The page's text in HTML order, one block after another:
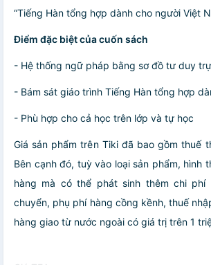
“Tiếng Hàn tổng hợp dành cho người Việt
Điểm đặc biệt của cuốn sách
- Hệ thống ngữ pháp bằng sơ đồ tư duy
- Bám sát giáo trình Tiếng Hàn tổng hợp
- Phù hợp cho cả học trên lớp và tự học
Giá sản phẩm trên Tiki đã bao gồm thuế
Bên cạnh đó, tuỳ vào loại sản phẩm, hình
hàng mà có thể phát sinh thêm chi phí
chuyển, phụ phí hàng cồng kềnh, thuế
hàng giao từ nước ngoài có giá trị trên 1